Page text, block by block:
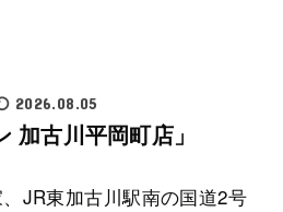
2026.08.05
加古川平岡町店」
JR東加古川駅南の国道2号